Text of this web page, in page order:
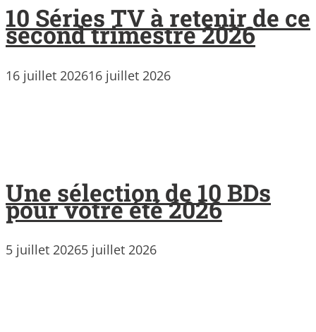
10 Séries TV à retenir de ce
second trimestre 2026
16 juillet 202616 juillet 2026
Une sélection de 10 BDs
pour votre été 2026
5 juillet 20265 juillet 2026